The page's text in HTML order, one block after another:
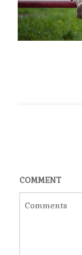
COMMENT